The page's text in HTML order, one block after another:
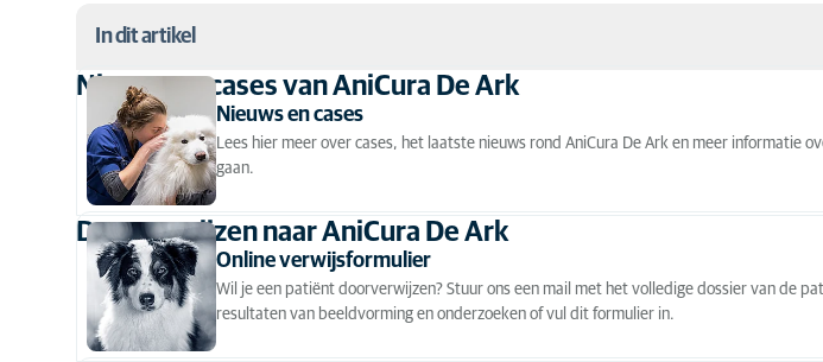
In dit artikel
Nieuws en cases van AniCura De Ark
Doorverwijzen naar AniCura De Ark
Onze nieuwsbrief
Nieuws en cases van AniCura De Ark
Nieuws en cases
Lees hier meer over cases, het laatste nieuws rond AniCura De Ark en meer informatie
gaan.
Doorverwijzen naar AniCura De Ark
Online verwijsformulier
Wil je een patiënt doorverwijzen? Stuur ons een mail met het volledige dossier van de
resultaten van beeldvorming en onderzoeken of vul dit formulier in.